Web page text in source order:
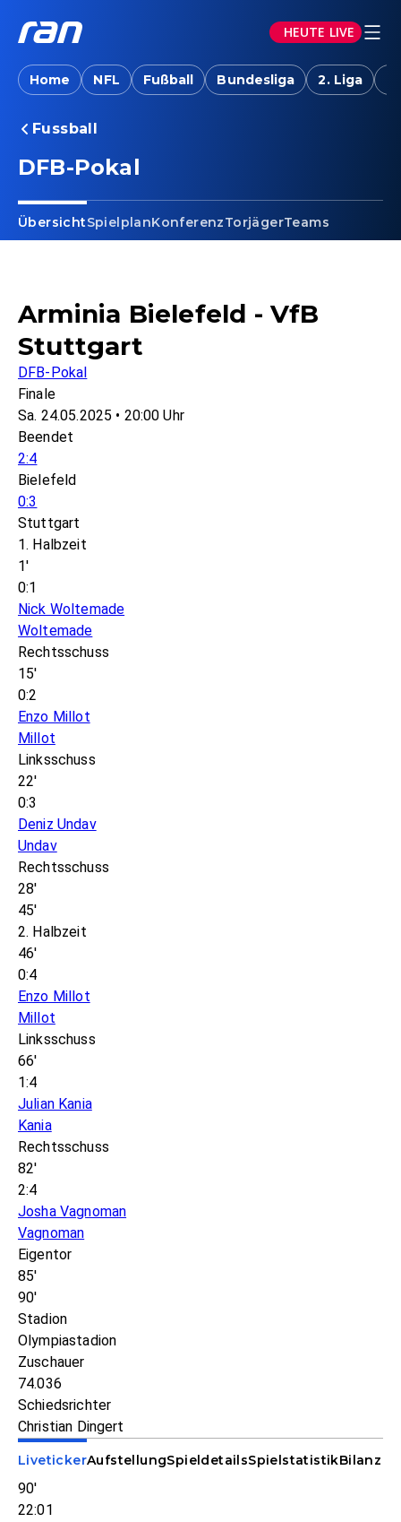
HEUTE LIVE
Home NFL Fußball Bundesliga 2. Liga
Fussball
DFB-Pokal
ÜbersichtSpielplanKonferenzTorjägerTeams
Arminia Bielefeld - VfB
Stuttgart
DFB-Pokal
Finale
Sa. 24.05.2025 • 20:00 Uhr
Beendet
2:4
Bielefeld
0:3
Stuttgart
1. Halbzeit
1'
0:1
Nick Woltemade
Woltemade
Rechtsschuss
15'
0:2
Enzo Millot
Millot
Linksschuss
22'
0:3
Deniz Undav
Undav
Rechtsschuss
28'
45'
2. Halbzeit
46'
0:4
Enzo Millot
Millot
Linksschuss
66'
1:4
Julian Kania
Kania
Rechtsschuss
82'
2:4
Josha Vagnoman
Vagnoman
Eigentor
85'
90'
Stadion
Olympiastadion
Zuschauer
74.036
Schiedsrichter
Christian Dingert
LivetickerAufstellungSpieldetailsSpielstatistikBilanz
90'
22:01